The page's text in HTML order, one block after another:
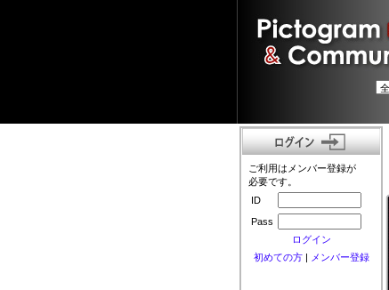
ご利用はメンバー登録が
必要です。
ID
Pass
ログイン
初めての方| メンバー登録